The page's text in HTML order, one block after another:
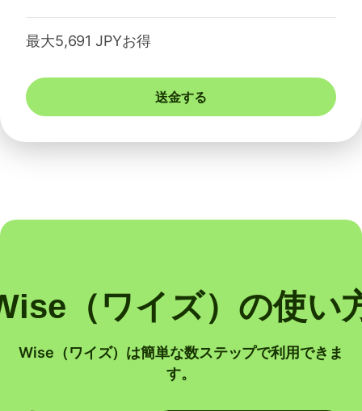
最大5,691 JPYお得
送金する
（ワイズ）の使い
Wise（ワイズ）は簡単な数ステップで利用できま
す。